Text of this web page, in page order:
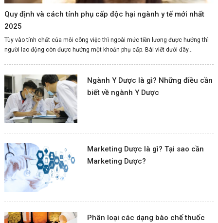
Quy định và cách tính phụ cấp độc hại ngành y tế mới nhất
2025
Tùy vào tính chất của mỗi công việc thì ngoài mức tiền lương được hưởng thì
người lao động còn được hưởng một khoản phụ cấp. Bài viết dưới đây...
Ngành Y Dược là gì? Những điều cần
biết về ngành Y Dược
Marketing Dược là gì? Tại sao cần
Marketing Dược?
Phân loại các dạng bào chế thuốc